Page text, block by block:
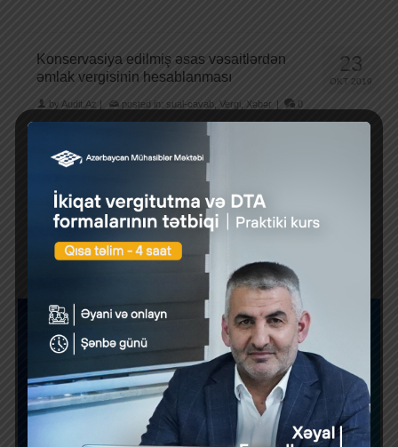
23
OKT 2019
Konservasiya edilmiş əsas vəsaitlərdən
əmlak vergisinin hesablanması
by Audit.Az | posted in: sual-cavab Vergi Xəbər | 0
Konservasiya edilmiş əsas
vəsaitlərdən əmlak vergisinin hesablanması əmlak
vergisi Şirkətin …